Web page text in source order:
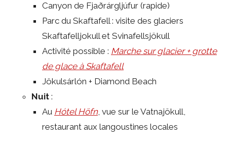
Canyon de Fjaðrárgljúfur (rapide)
Parc du Skaftafell : visite des glaciers
Skaftafelljokull et Svinafellsjökull
Activité possible : Marche sur glacier + grotte
de glace à Skaftafell
Jökulsárlón + Diamond Beach
Nuit :
Au Hótel Höfn, vue sur le Vatnajökull,
restaurant aux langoustines locales